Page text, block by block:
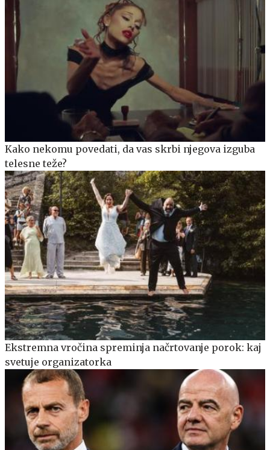
Kako nekomu povedati, da vas skrbi njegova izguba
telesne teže?
Ekstremna vročina spreminja načrtovanje porok: kaj
svetuje organizatorka